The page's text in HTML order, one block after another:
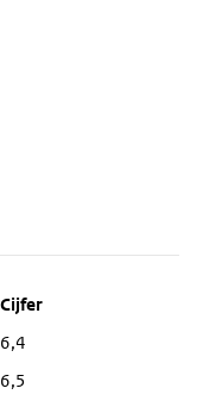
6,4
6,5